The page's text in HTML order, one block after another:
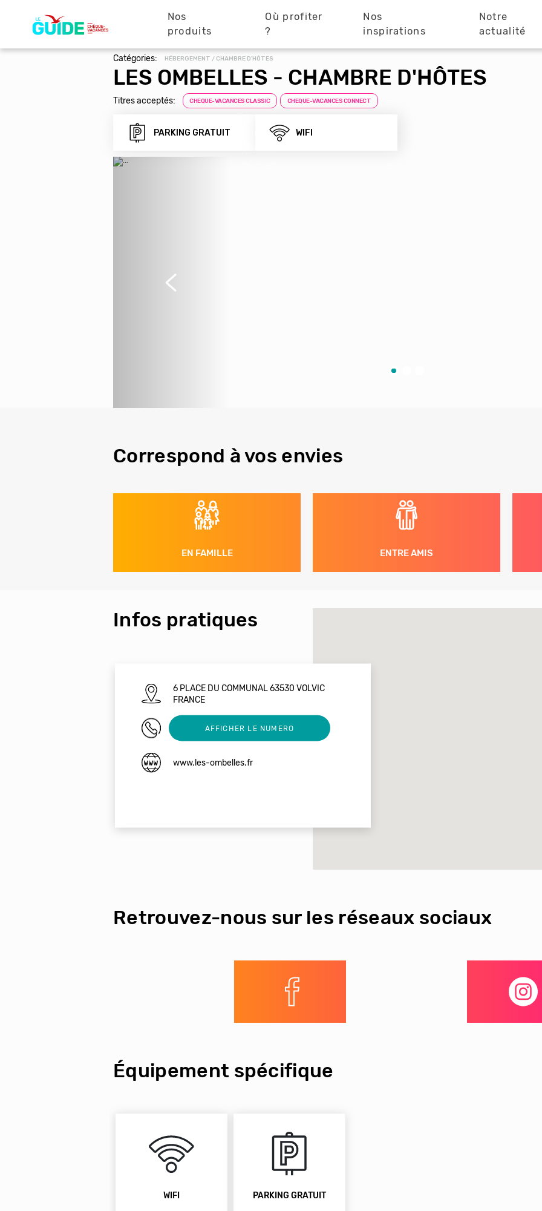
principale
Nos
produits
Où profiter
?
Nos
inspirations
Notre
actualité
Catégories: HÉBERGEMENT / CHAMBRE D'HÔTES
LES OMBELLES - CHAMBRE D'HÔTES
Titres acceptés: CHEQUE-VACANCES CLASSIC CHEQUE-VACANCES CONNECT
PARKING GRATUIT WIFI
Précédent
Correspond à vos envies
EN FAMILLE ENTRE AMIS
Infos pratiques
6 PLACE DU COMMUNAL 63530 VOLVIC
FRANCE
09 53 01 53 52AFFICHER LE NUMERO
www.les-ombelles.fr
Équipement spécifique
WIFI PARKING GRATUIT
Retrouvez-nous sur les réseaux sociaux